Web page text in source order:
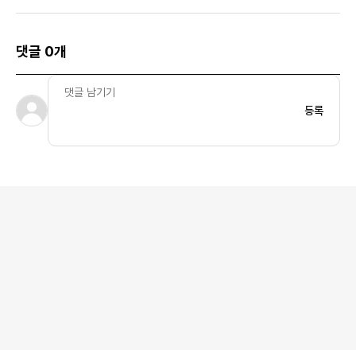
셔츠 화이트 우먼스
댓글 0개
등록